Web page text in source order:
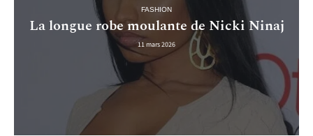
FASHION
La longue robe moulante de Nicki Ninaj
11 mars 2026